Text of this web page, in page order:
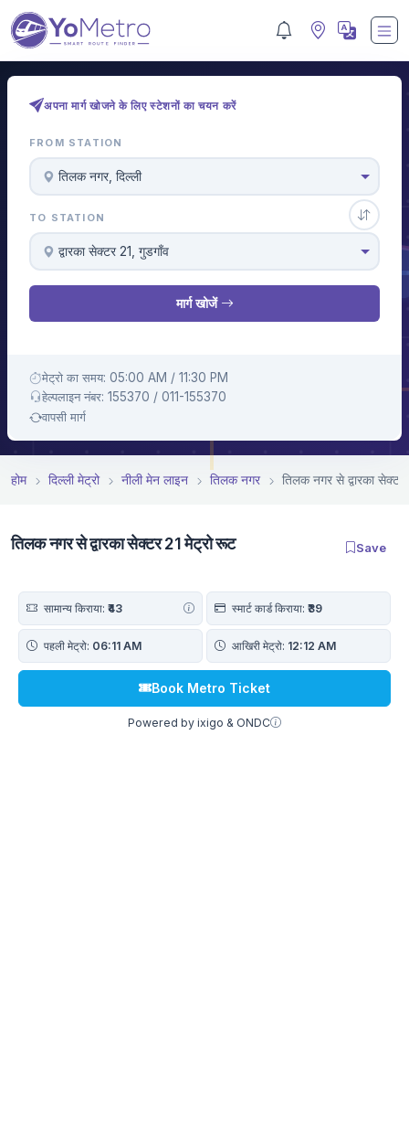
अपना मार्ग खोजने के लिए स्टेशनों का चयन करें
FROM STATION
तिलक नगर, दिल्ली
TO STATION
द्वारका सेक्टर 21, गुडगाँव
मार्ग खोजें
मेट्रो का समय: 05:00 AM / 11:30 PM
हेल्पलाइन नंबर: 155370 / 011-155370
वापसी मार्ग
होम दिल्ली मेट्रो नीली मेन लाइन तिलक नगर तिलक नगर से द्वारका
तिलक नगर से द्वारका सेक्टर 21 मेट्रो रूट Save
सामान्य किराया: ₹43 स्मार्ट कार्ड किराया: ₹39
पहली मेट्रो: 06:11 AM आखिरी मेट्रो: 12:12 AM
Book Metro Ticket
Powered by ixigo & ONDC